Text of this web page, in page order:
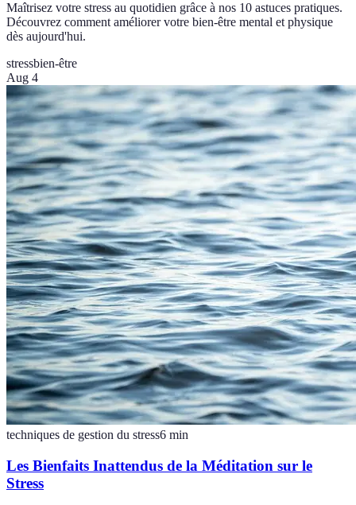
Maîtrisez votre stress au quotidien grâce à nos 10 astuces pratiques.
Découvrez comment améliorer votre bien-être mental et physique
dès aujourd'hui.
stressbien-être
Aug 4
techniques de gestion du stress6 min
Les Bienfaits Inattendus de la Méditation sur le
Stress